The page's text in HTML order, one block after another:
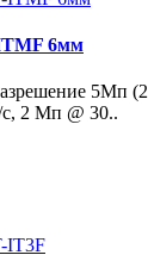
6мм
5Мп
2 Мп @ 30..